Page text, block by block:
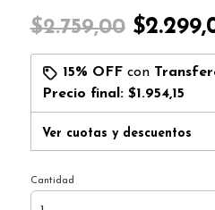
$2.759,00
15% OFFcon
Precio final: $1.954,15
Ver cuotas y descuentos
Cantidad